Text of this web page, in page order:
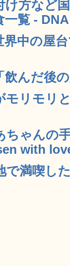
け方など
一覧 - DNA
界中の屋
飲んだ後
モリモリ
ちゃんの
with
で満喫し